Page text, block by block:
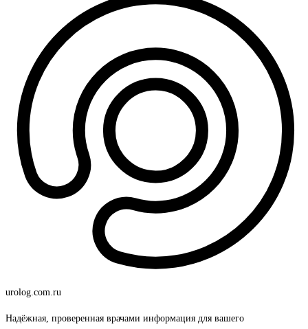
urolog.com.ru
Надёжная, проверенная врачами информация для вашего